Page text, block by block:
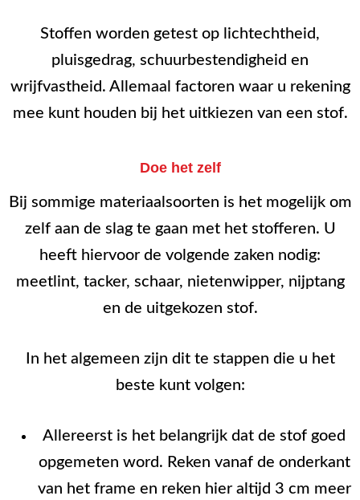
Stoffen worden getest op lichtechtheid,
pluisgedrag, schuurbestendigheid en
wrijfvastheid. Allemaal factoren waar u rekening
mee kunt houden bij het uitkiezen van een stof.
Doe het zelf
Bij sommige materiaalsoorten is het mogelijk om
zelf aan de slag te gaan met het stofferen. U
heeft hiervoor de volgende zaken nodig:
meetlint, tacker, schaar, nietenwipper, nijptang
en de uitgekozen stof.
In het algemeen zijn dit te stappen die u het
beste kunt volgen:
Allereerst is het belangrijk dat de stof goed
opgemeten word. Reken vanaf de onderkant
van het frame en reken hier altijd 3 cm meer